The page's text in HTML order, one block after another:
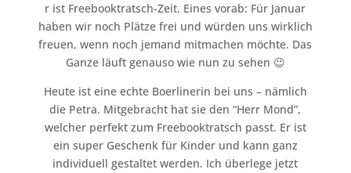
r ist Freebooktratsch-Zeit. Eines vorab: Für Januar
haben wir noch Plätze frei und würden uns wirklich
freuen, wenn noch jemand mitmachen möchte. Das
Ganze läuft genauso wie nun zu sehen 😉
Heute ist eine echte Boerlinerin bei uns – nämlich
die Petra. Mitgebracht hat sie den “Herr Mond”,
welcher perfekt zum Freebooktratsch passt. Er ist
ein super Geschenk für Kinder und kann ganz
individuell gestaltet werden. Ich überlege jetzt